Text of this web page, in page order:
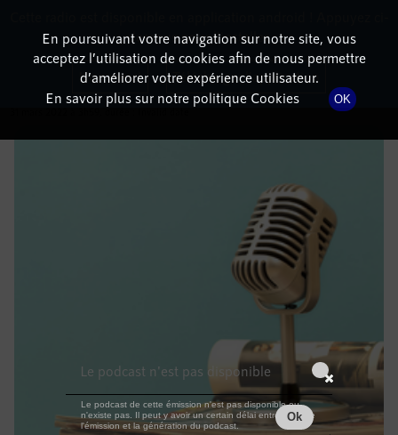
DÉTAILS DE L'ÉMISSION
En poursuivant votre navigation sur notre site, vous
acceptez l’utilisation de cookies afin de nous permettre
d’améliorer votre expérience utilisateur.
En savoir plus sur notre politique Cookies
OK
dessous pour l'installer.
Non merci Télécharger l'application
Le podcast n'est pas disponible
Le podcast de cette émission n'est pas disponible ou
n'existe pas. Il peut y avoir un certain délai entre la fin de
l'émission et la génération du podcast.
Ok